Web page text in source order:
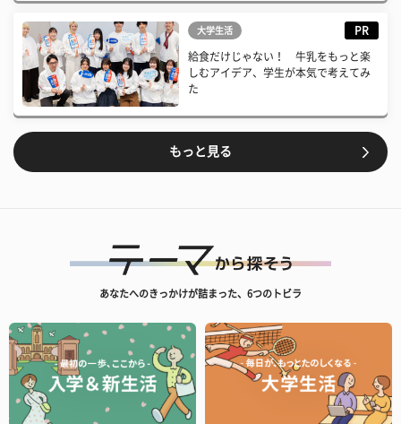
大学生活 PR
給食だけじゃない！ 牛乳をもっと楽
しむアイデア、学生が本気で考えてみ
た
もっと見る
あなたへのきっかけが詰まった、6つのトビラ